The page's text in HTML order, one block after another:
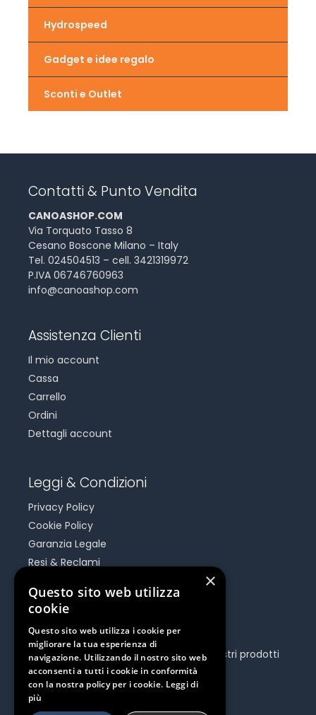
Hydrospeed
Gadget e idee regalo
Sconti e Outlet
Contatti & Punto Vendita
CANOASHOP.COM
Via Torquato Tasso 8
Cesano Boscone Milano – Italy
Tel. 024504513 – cell. 3421319972
P.IVA 06746760963
info@canoashop.com
Assistenza Clienti
Il mio account
Cassa
Carrello
Ordini
Dettagli account
Leggi & Condizioni
Privacy Policy
Cookie Policy
Garanzia Legale
Resi & Reclami
Be Social
Seguici e rimani aggiornato su tutti i nostri prodotti
e iniziative.
×
Questo sito web utilizza
cookie
Questo sito web utilizza i cookie per
migliorare la tua esperienza di
navigazione. Utilizzando il nostro sito web
acconsenti a tutti i cookie in conformità
con la nostra policy per i cookie. Leggi di
più